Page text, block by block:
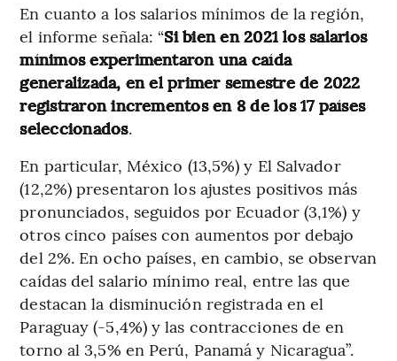
En cuanto a los salarios mínimos de la región,
el informe señala: “Si bien en 2021 los salarios
mínimos experimentaron una caída
generalizada, en el primer semestre de 2022
registraron incrementos en 8 de los 17 países
seleccionados.
En particular, México (13,5%) y El Salvador
(12,2%) presentaron los ajustes positivos más
pronunciados, seguidos por Ecuador (3,1%) y
otros cinco países con aumentos por debajo
del 2%. En ocho países, en cambio, se observan
caídas del salario mínimo real, entre las que
destacan la disminución registrada en el
Paraguay (-5,4%) y las contracciones de en
torno al 3,5% en Perú, Panamá y Nicaragua”.